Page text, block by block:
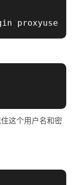
这个用户名和密